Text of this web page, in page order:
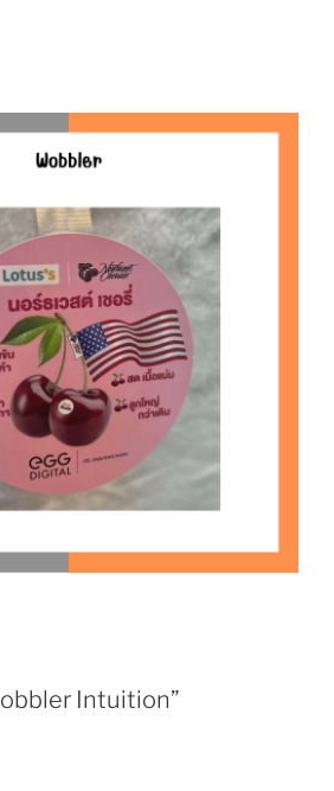
Intuition”